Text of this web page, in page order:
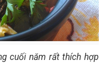
cuối năm rất thích hợp